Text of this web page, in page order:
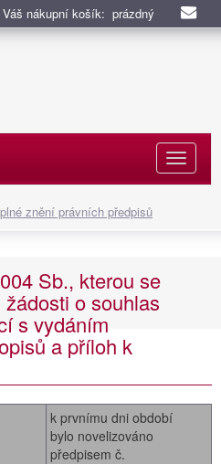
Váš nákupní košík: prázdný
znění právních předpisů
Sb., kterou se
o souhlas
s vydáním
a příloh k
k prvnímu dni období
bylo novelizováno
předpisem č.